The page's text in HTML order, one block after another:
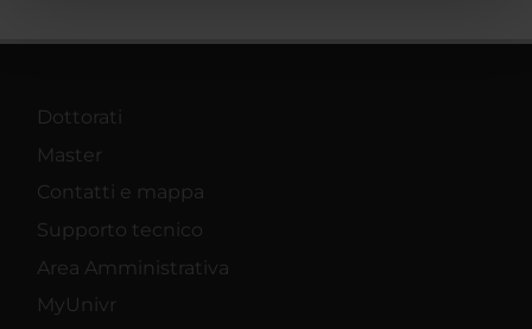
Dottorati
Master
Contatti e mappa
Supporto tecnico
Area Amministrativa
MyUnivr